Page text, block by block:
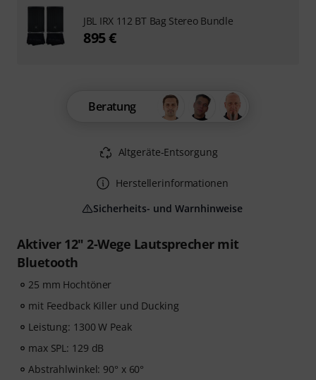
Aktiver 12" 2-Wege Lautsprecher mit
Bluetooth
25 mm Hochtöner
mit Feedback Killer und Ducking
Leistung: 1300 W Peak
max SPL: 129 dB
Abstrahlwinkel: 90° x 60°
Beratung
Altgeräte-Entsorgung
Herstellerinformationen
Sicherheits- und Warnhinweise
JBL IRX 112 BT Bag Stereo Bundle
895 €